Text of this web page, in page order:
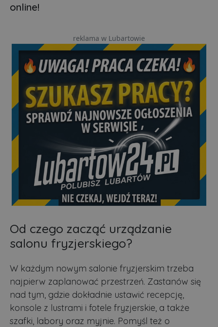
online!
reklama w Lubartowie
Od czego zacząć urządzanie
salonu fryzjerskiego?
W każdym nowym salonie fryzjerskim trzeba
najpierw zaplanować przestrzeń. Zastanów się
nad tym, gdzie dokładnie ustawić recepcję,
konsole z lustrami i fotele fryzjerskie, a także
szafki, labory oraz myjnie. Pomyśl też o